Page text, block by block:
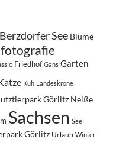
Berzdorfer See Blume
Friedhof Gans Garten
Kuh Landeskrone
Görlitz Neiße
Sachsen See
Görlitz Urlaub Winter